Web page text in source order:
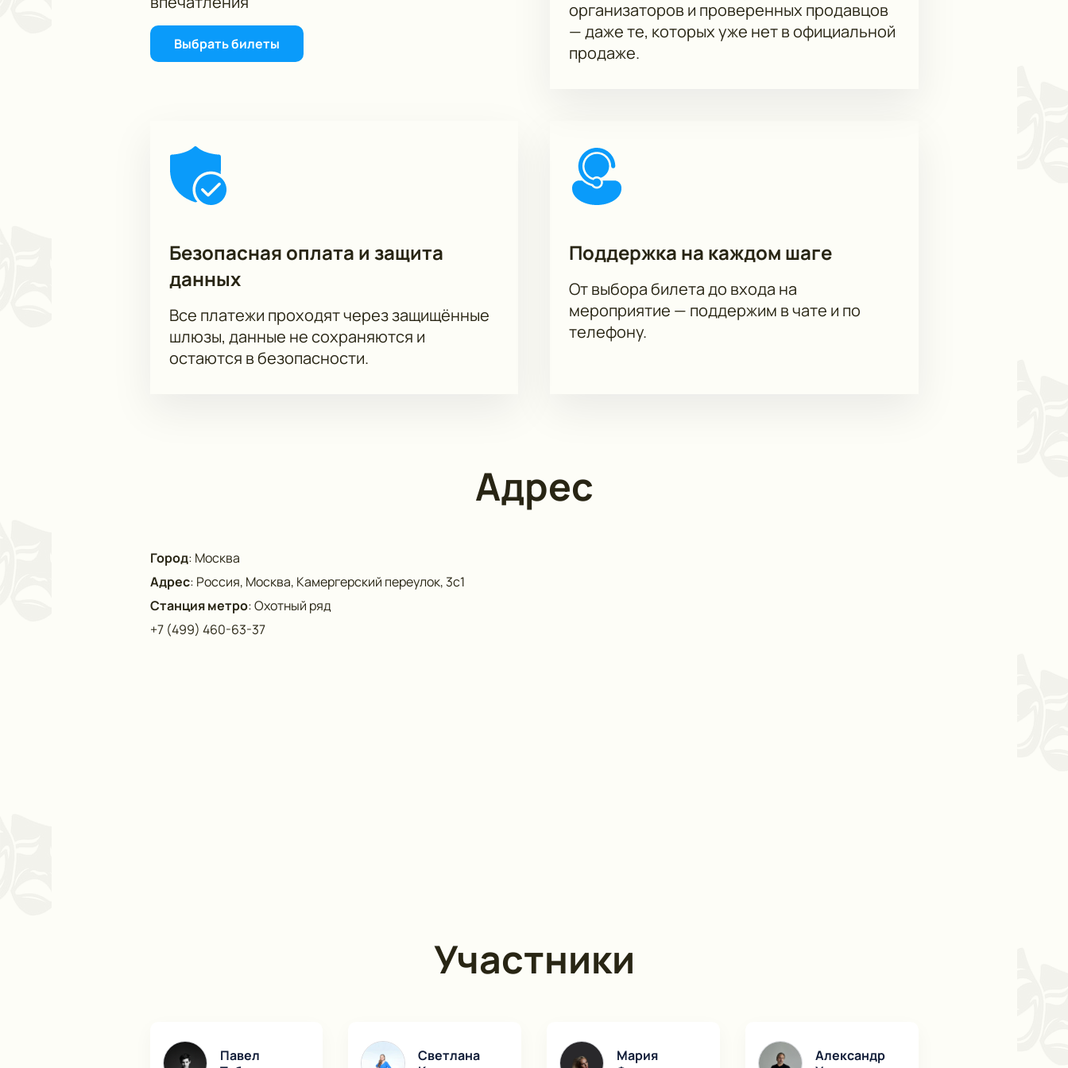
Выбрать билеты
организаторов и проверенных продавцов
— даже те, которых уже нет в официальной
продаже.
Безопасная оплата и защита
данных
Все платежи проходят через защищённые
шлюзы, данные не сохраняются и
остаются в безопасности.
Поддержка на каждом шаге
От выбора билета до входа на
мероприятие — поддержим в чате и по
телефону.
Адрес
Город: Москва
Адрес: Россия, Москва, Камергерский переулок, 3с1
Станция метро:Охотный ряд
+7 (499) 460-63-37
Участники
Павел
Светлана
Мария
Александр